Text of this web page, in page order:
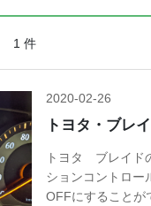
1 件
2020-02-26
トヨタ・ブレ
トヨタ ブレイド
ションコントロー
OFFにすることが